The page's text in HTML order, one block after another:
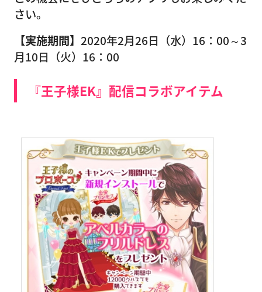
さい。
【実施期間】 2020年2月26日（水）16：00～3
月10日（火）16：00
『王子様EK』配信コラボアイテム